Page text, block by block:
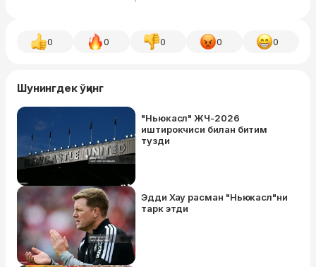
0 0 0 0 0
Шунингдек ўқинг
"Ньюкасл" ЖЧ-2026
иштирокчиси билан битим
тузди
Эдди Хау расман "Ньюкасл"ни
тарк этди